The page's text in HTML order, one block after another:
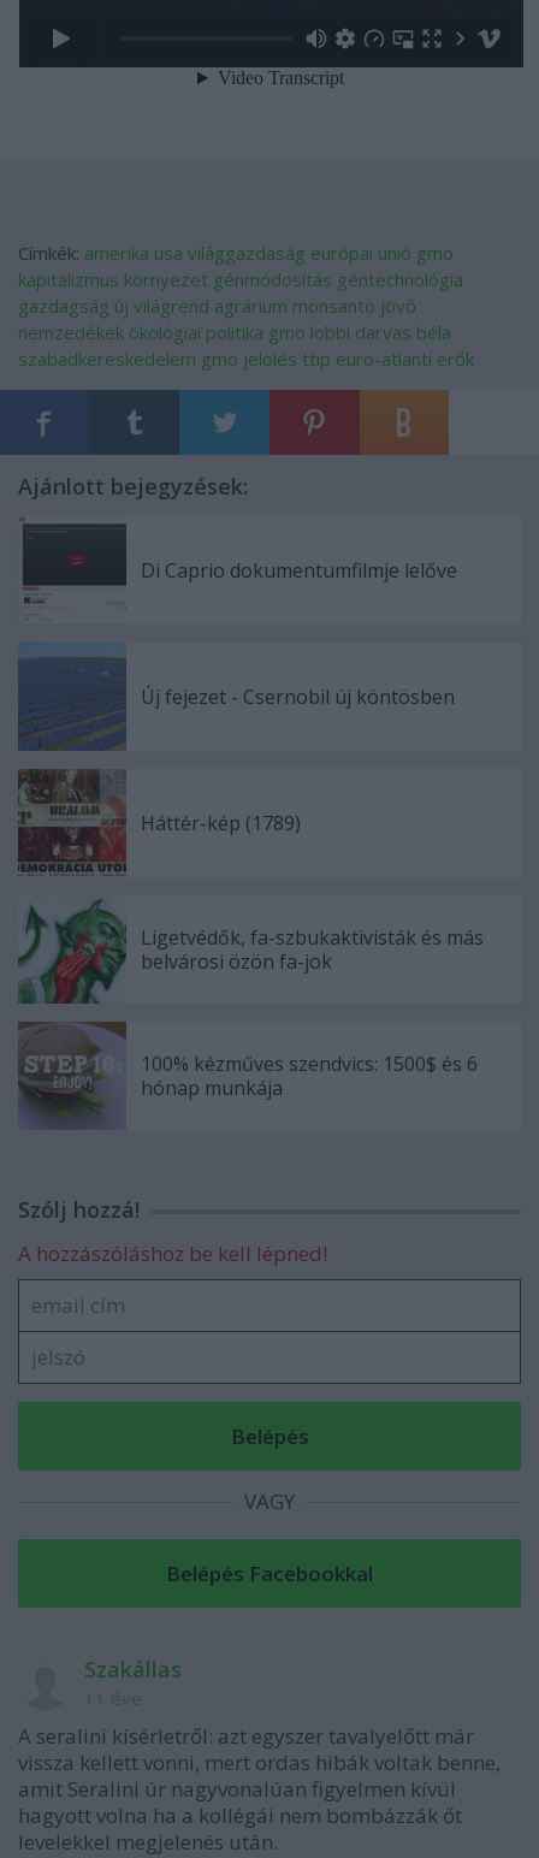
Címkék: amerika usa világgazdaság európai unió gmo
kapitalizmus környezet génmódosítás géntechnológia
gazdagság új világrend agrárium monsanto jövő
nemzedékek ökológiai politika gmo lobbi darvas béla
szabadkereskedelem gmo jelölés ttip euro-atlanti erők
Ajánlott bejegyzések:
Di Caprio dokumentumfilmje lelőve
Új fejezet - Csernobil új köntösben
Háttér-kép (1789)
Ligetvédők, fa-szbukaktivisták és más
belvárosi özön fa-jok
100% kézműves szendvics: 1500$ és 6
hónap munkája
Szólj hozzá!
A hozzászóláshoz be kell lépned!
VAGY
Szakállas
A seralini kísérletről: azt egyszer tavalyelőtt már
vissza kellett vonni, mert ordas hibák voltak benne,
amit Seralini úr nagyvonalúan figyelmen kívül
hagyott volna ha a kollégái nem bombázzák őt
levelekkel megjelenés után.